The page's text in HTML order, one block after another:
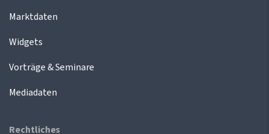
Marktdaten
Widgets
Vorträge & Seminare
Mediadaten
Rechtliches